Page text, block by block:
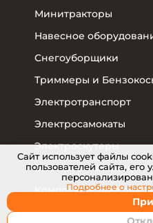
Минитракторы
Навесное
Снегоуборщики
Триммеры и
Электротранспорт
Электросамокаты
Электроскутеры
Электровелосипеды
Комплектующие для
Cайт использует файлы
пользователей сайта,
Подробнее о